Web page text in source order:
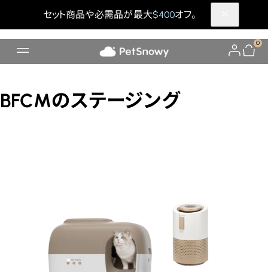
セット商品や必需品が最大$400オフ。
0
BFCMのステージング